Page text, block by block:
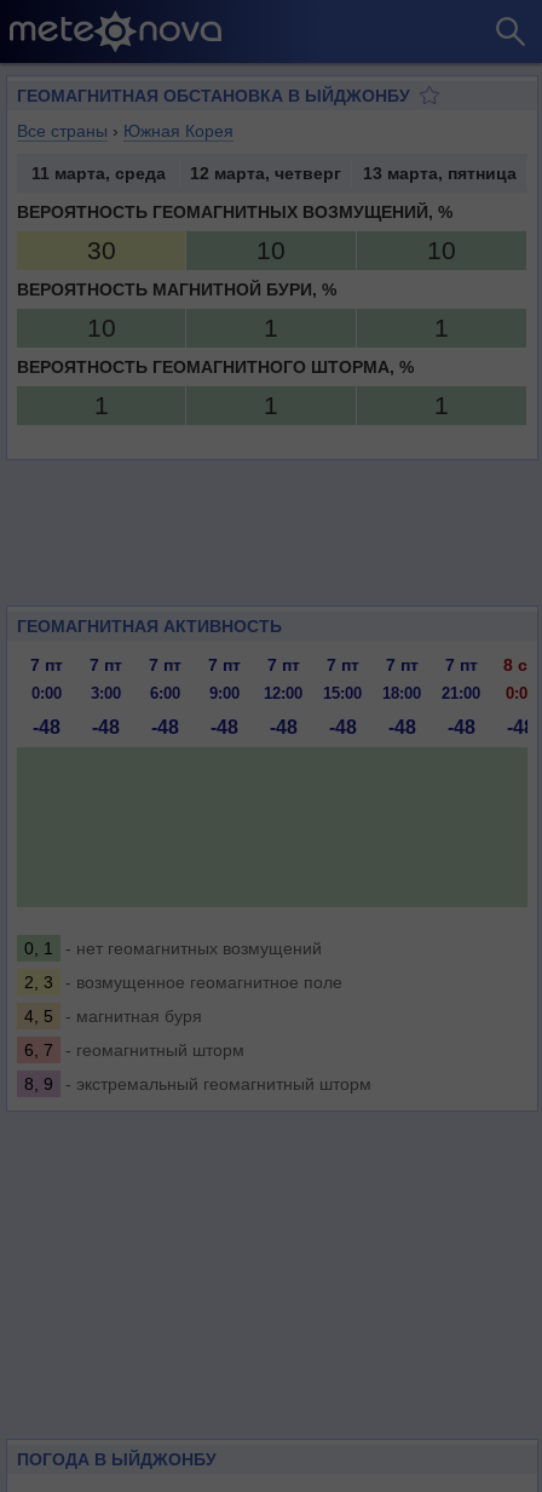
ГЕОМАГНИТНАЯ ОБСТАНОВКА В ЫЙДЖОНБУ
Все страны › Южная Корея
11 марта, среда 12 марта, четверг
13 марта, пятница
ВЕРОЯТНОСТЬ ГЕОМАГНИТНЫХ ВОЗМУЩЕНИЙ, %
30 10 10
ВЕРОЯТНОСТЬ МАГНИТНОЙ БУРИ, %
10 1 1
ВЕРОЯТНОСТЬ ГЕОМАГНИТНОГО ШТОРМА, %
1 1 1
ГЕОМАГНИТНАЯ АКТИВНОСТЬ
7 пт
7 пт 7 пт 7 пт 7 пт 7 пт 7 пт 7 пт 8 сб
0:00 3:00 6:00 9:00 12:00 15:00 18:00 21:00 0:00
-48 -48 -48 -48 -48 -48 -48 -48 -48
0, 1
- нет геомагнитных возмущений
2, 3
- возмущенное геомагнитное поле
4, 5
- магнитная буря
6, 7
- геомагнитный шторм
8, 9
- экстремальный геомагнитный шторм
ПОГОДА В ЫЙДЖОНБУ